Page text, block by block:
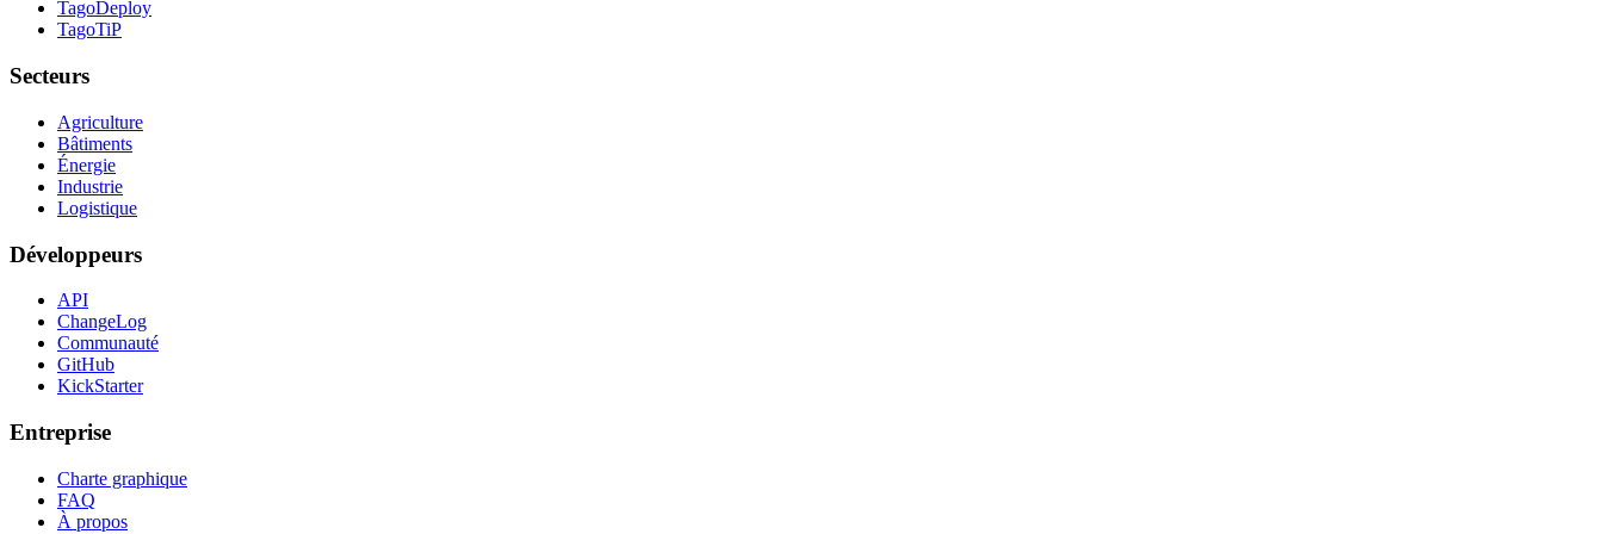
TagoDeploy
TagoTiP
Secteurs
Agriculture
Bâtiments
Énergie
Industrie
Logistique
Développeurs
API
ChangeLog
Communauté
GitHub
KickStarter
Entreprise
Charte graphique
FAQ
À propos